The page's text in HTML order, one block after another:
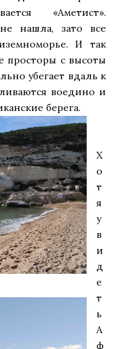
«Аметист».
нашла, зато все
И так
просторы с высоты
убегает вдаль к
воедино и
берега.
Х
о
т
я
у
в
и
д
е
т
ь
А
ф